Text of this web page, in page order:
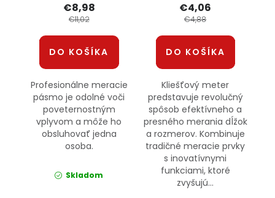
€8,98
€11,02
DO KOŠÍKA
Profesionálne meracie
pásmo je odolné voči
poveternostným
vplyvom a môže ho
obsluhovať jedna
osoba.
Skladom
€4,06
€4,88
DO KOŠÍKA
Kliešťový meter
predstavuje revolučný
spôsob efektívneho a
presného merania dĺžok
a rozmerov. Kombinuje
tradičné meracie prvky
s inovatívnymi
funkciami, ktoré
zvyšujú...